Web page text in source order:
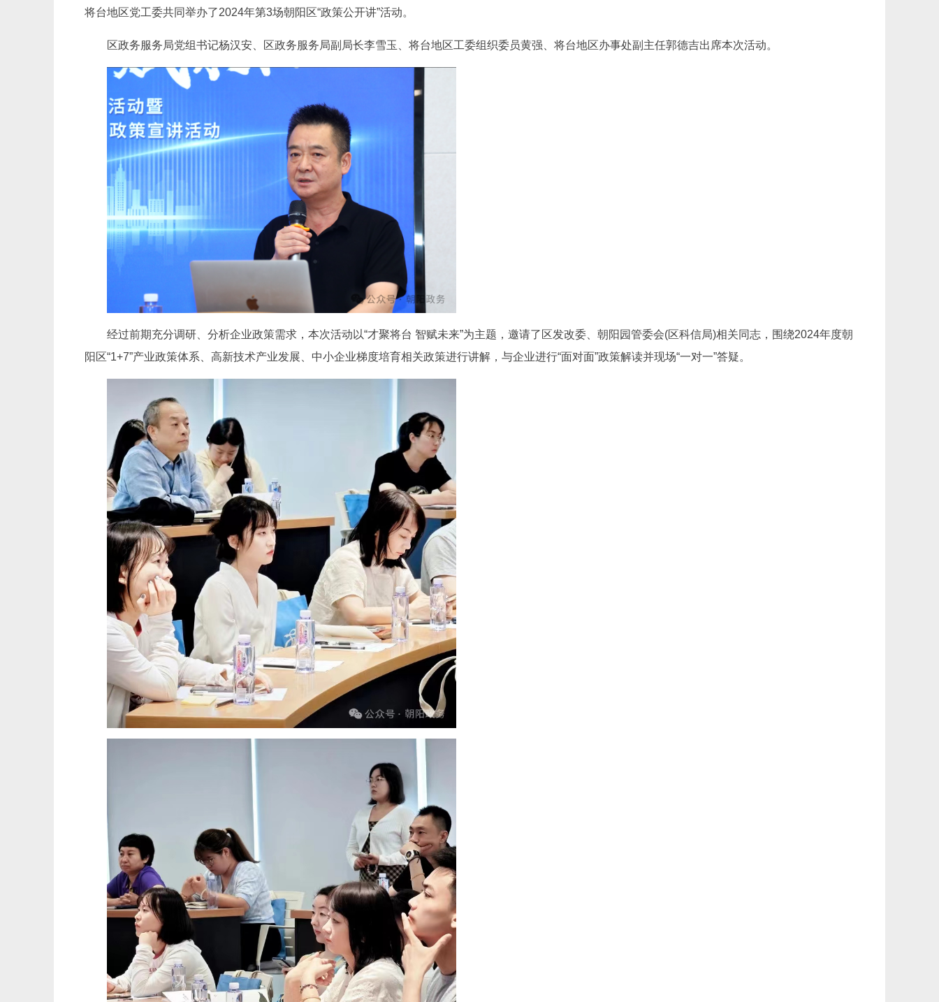
将台地区党工委共同举办了2024年第3场朝阳区“政策公开讲”活动。
区政务服务局党组书记杨汉安、区政务服务局副局长李雪玉、将台地区工委组织委员黄强、将台地区办事处副主任郭德吉出席本次活动。
经过前期充分调研、分析企业政策需求，本次活动以“才聚将台 智赋未来”为主题，邀请了区发改委、朝阳园管委会(区科信局)相关同志，围绕2024年度朝
阳区“1+7”产业政策体系、高新技术产业发展、中小企业梯度培育相关政策进行讲解，与企业进行“面对面”政策解读并现场“一对一”答疑。